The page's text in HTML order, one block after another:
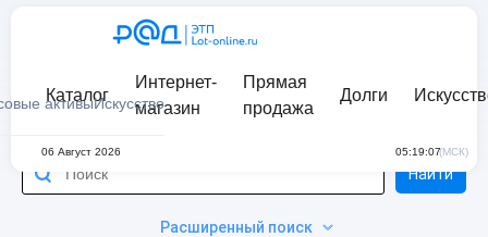
активыИскусство
Каталог
Интернет-
магазин
Прямая
продажа
Долги
06 Август 2026 05:19:07(МСК)
Расширенный поиск
Найти